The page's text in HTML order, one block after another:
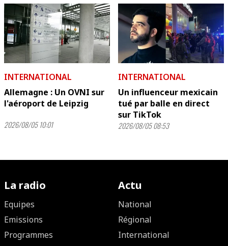
INTERNATIONAL
Allemagne : Un OVNI sur
l'aéroport de Leipzig
2026/08/05 10:01
INTERNATIONAL
Un influenceur mexicain
tué par balle en direct
sur TikTok
2026/08/05 08:53
La radio
Equipes
Emissions
Programmes
Actu
National
Régional
International